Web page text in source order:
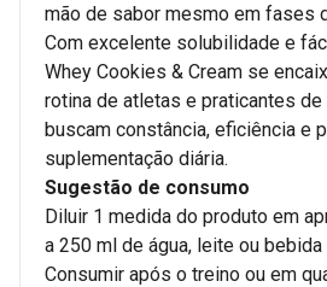
mão de sabor mesmo em fases
Com excelente solubilidade e
Whey Cookies & Cream se
rotina de atletas e praticantes
buscam constância, eficiência e
suplementação diária.
Sugestão de consumo
Diluir 1 medida do produto em
a 250 ml de água, leite ou
Consumir após o treino ou em